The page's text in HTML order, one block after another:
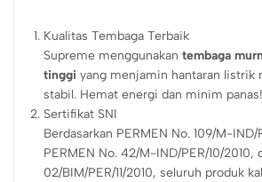
Kualitas Tembaga Terbaik
Supreme menggunakantembaga
tinggi yang menjamin hantaran listrik
stabil. Hemat energi dan minim panas!
Sertifikat SNI
Berdasarkan PERMEN No. 109/M-IND/
PERMEN No. 42/M-IND/PER/10/2010,
02/BIM/PER/11/2010, seluruh produk